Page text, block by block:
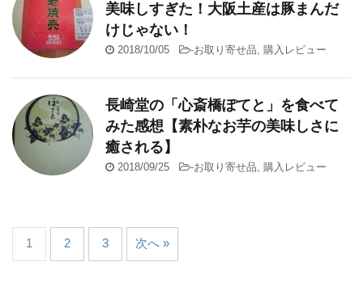
美味しすぎた！大阪土産は豚まんだ
けじゃない！
2018/10/05 -お取り寄せ品, 購入レビュー
長崎堂の「心斎橋ぽてと」を食べて
みた感想【素朴なお芋の美味しさに
癒される】
2018/09/25 -お取り寄せ品, 購入レビュー
1 2 3 次へ »